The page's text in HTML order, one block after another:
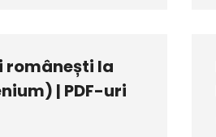
românești la
| PDF-uri